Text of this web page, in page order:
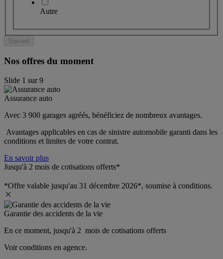
Autre
Suivant
Nos offres du moment
Slide 1 sur9
Assurance auto
Avec 3 900 garages agréés, bénéficiez de nombreux avantages.
Avantages applicables en cas de sinistre automobile garanti dans les
conditions et limites de votre contrat.
En savoir plus
Jusqu'à 2 mois de cotisations offerts*
*Offre valable jusqu'au 31 décembre 2026*, soumise à conditions.
Garantie des accidents de la vie
En ce moment, jusqu'à 2  mois de cotisations offerts
Voir conditions en agence.